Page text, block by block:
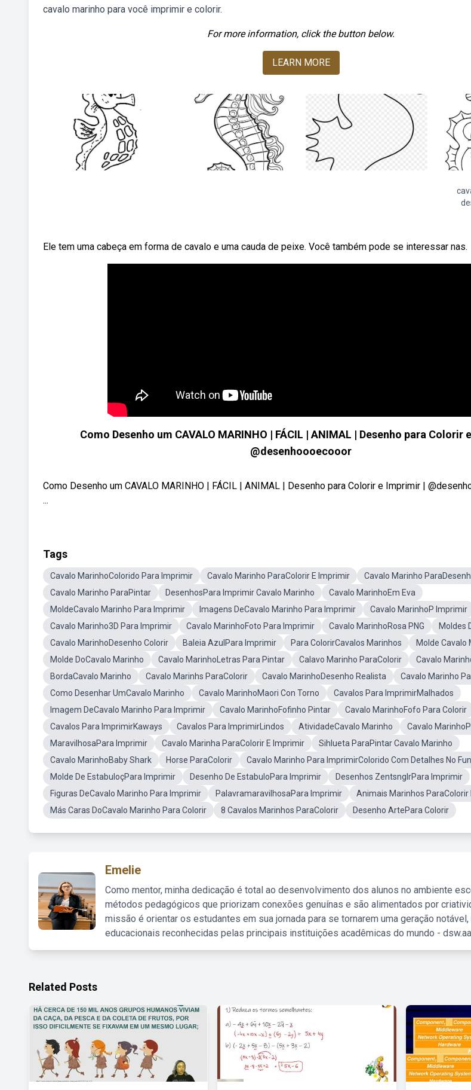
cavalo marinho para você imprimir e colorir.
For more information, click the button below.
LEARN MORE
Ele tem uma cabeça em forma de cavalo e uma cauda de peixe. Você também pode se interessar nas.
Como Desenho um CAVALO MARINHO | FÁCIL | ANIMAL | Desenho para Colorir
@desenhoooecooor
Como Desenho um CAVALO MARINHO | FÁCIL | ANIMAL | Desenho para Colorir e Imprimir |
...
Tags
Cavalo MarinhoColorido Para Imprimir Cavalo Marinho ParaColorir E Imprimir
Cavalo Marinho
Cavalo Marinho ParaPintar
DesenhosPara Imprimir Cavalo Marinho
Cavalo MarinhoEm Eva
MoldeCavalo Marinho Para Imprimir
Imagens DeCavalo Marinho Para Imprimir
Cavalo MarinhoP Imprimir
Cavalo Marinho3D Para Imprimir
Cavalo MarinhoFoto Para Imprimir Cavalo MarinhoRosa PNG
Moldes
Cavalo MarinhoDesenho Colorir
Baleia AzulPara Imprimir Para ColorirCavalos Marinhos
Molde Cavalo
Molde DoCavalo Marinho
Cavalo MarinhoLetras Para Pintar Calavo Marinho ParaColorir
Cavalo
BordaCavalo Marinho
Cavalo Marinhs ParaColorir Cavalo MarinhoDesenho Realista
Cavalo Marinho
Como Desenhar UmCavalo Marinho
Cavalo MarinhoMaori Con Torno
Cavalos Para ImprimirMalhados
Imagem DeCavalo Marinho Para Imprimir
Cavalo MarinhoFofinho Pintar
Cavalo MarinhoFofo Para Colorir
Cavalos Para ImprimirKaways
Cavalos Para ImprimirLindos AtividadeCavalo Marinho
Cavalo
MaravilhosaPara Imprimir
Cavalo Marinha ParaColorir E Imprimir
Sihlueta ParaPintar Cavalo Marinho
Cavalo MarinhoBaby Shark
Horse ParaColorir
Cavalo Marinho Para ImprimirColorido Com Detalhes No
Molde De EstabuloçPara Imprimir
Desenho De EstabuloPara Imprimir
Desenhos ZentsnglrPara Imprimir
Figuras DeCavalo Marinho Para Imprimir
PalavramaravilhosaPara Imprimir
Animais Marinhos ParaColorir
Más Caras DoCavalo Marinho Para Colorir
8 Cavalos Marinhos ParaColorir Desenho ArtePara Colorir
Emelie
Como mentor, minha dedicação é total ao desenvolvimento dos alunos no ambiente
métodos pedagógicos que priorizam conexões genuínas e são alimentados por
missão é orientar os estudantes em sua jornada para se tornarem uma geração
educacionais reconhecidas pelas principais instituições acadêmicas do mundo -
Related Posts